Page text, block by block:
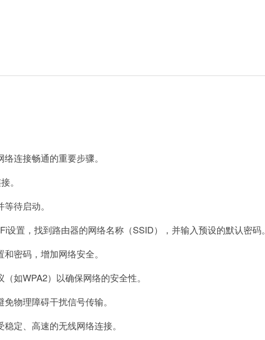
连接畅通的重要步骤。
。
待启动。
置，找到路由器的网络名称（SSID），并输入预设的默认密码。
密码，增加网络安全。
WPA2）以确保网络的安全性。
物理障碍干扰信号传输。
定、高速的无线网络连接。